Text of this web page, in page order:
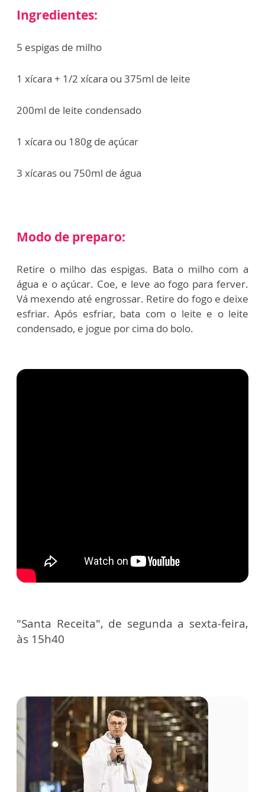
Ingredientes:
5 espigas de milho
1 xícara + 1/2 xícara ou 375ml de leite
200ml de leite condensado
1 xícara ou 180g de açúcar
3 xícaras ou 750ml de água
Modo de preparo:
Retire o milho das espigas. Bata o milho com a
água e o açúcar. Coe, e leve ao fogo para ferver.
Vá mexendo até engrossar. Retire do fogo e deixe
esfriar. Após esfriar, bata com o leite e o leite
condensado, e jogue por cima do bolo.
"Santa Receita", de segunda a sexta-feira,
às 15h40